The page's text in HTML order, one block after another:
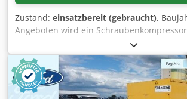
Zustand: einsatzbereit (gebraucht),
Angeboten wird ein
integriertem Kältetrockner. Leistung: 11kW,
Motordrehzahl: 7700U/min,
Kapazität: 32l/s, drehzahlgeregelt,
9035h, Gewicht: 271kg. Eine Besichtigung
möglich. Crjdpfx Aozq Ec Nom Hof